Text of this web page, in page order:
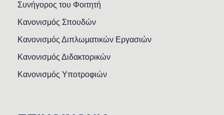
Συνήγορος του Φοιτητή
Κανονισμός Σπουδών
Κανονισμός Διπλωματικών Εργασιών
Κανονισμός Διδακτορικών
Κανονισμός Υποτροφιών